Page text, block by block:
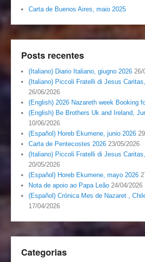
Carta de Buenos Aires, maio 2025
Posts recentes
(Italiano) Diario Italiano, giugno 2026 26/
(Italiano) Piccoli Fratelli di Jesus
26/06/2026
(English) 2026 Nazareth week Booking
(English) Be Brothers Uk and Ireland,
10/06/2026
(Español) Horeb Ekumene, junio 2026
Carta de Pentecostes 2026 23/05/2026
(Italiano) Piccoli Fratelli di Jesus
20/05/2026
(Español) Horeb Ekumene, mayo 2026
Nota de apoio ao Papa Leão 24/04/2026
(Español) Crónica Mes de Nazaret ,
17/04/2026
Categorias